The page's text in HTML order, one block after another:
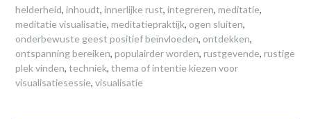
helderheid, inhoudt, innerlijke rust, integreren, meditatie,
meditatie visualisatie, meditatiepraktijk, ogen sluiten,
onderbewuste geest positief beïnvloeden, ontdekken,
ontspanning bereiken, populairder worden, rustgevende, rustige
plek vinden, techniek, thema of intentie kiezen voor
visualisatiesessie, visualisatie